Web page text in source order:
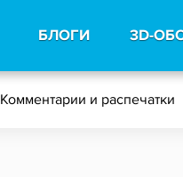
БЛОГИ 3D-
Комментарии и распечатки